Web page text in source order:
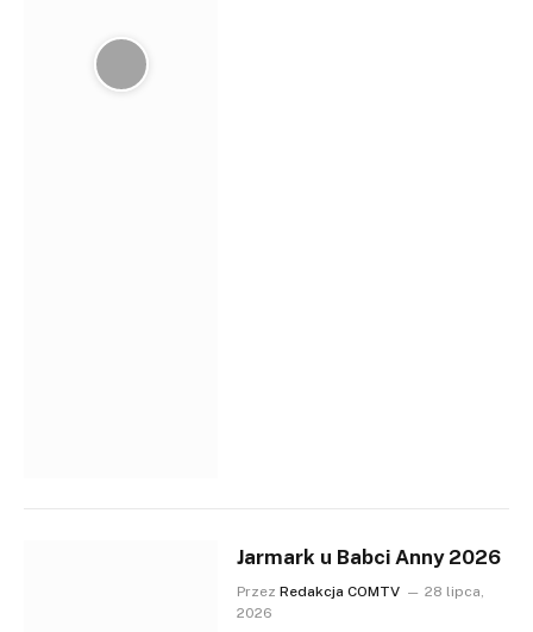
Jarmark u Babci Anny 2026
PrzezRedakcja COMTV
28 lipca,
2026